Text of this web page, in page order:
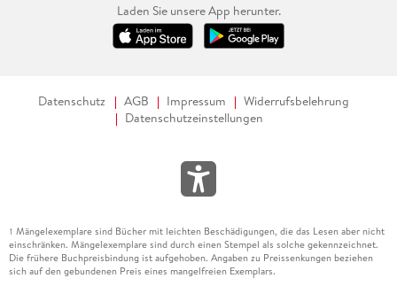
Laden Sie unsere App herunter.
Datenschutz AGB Impressum
Widerrufsbelehrung
Datenschutzeinstellungen
1 Mängelexemplare sind Bücher mit leichten Beschädigungen, die das Lesen aber nicht
einschränken. Mängelexemplare sind durch einen Stempel als solche gekennzeichnet.
Die frühere Buchpreisbindung ist aufgehoben. Angaben zu Preissenkungen beziehen
sich auf den gebundenen Preis eines mangelfreien Exemplars.